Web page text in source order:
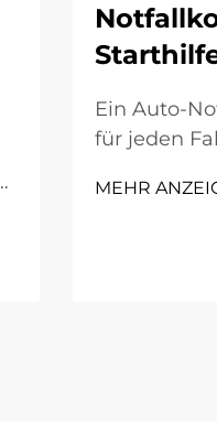
Ein Auto-
für jeden
jederzeit
kann Ihr
MEHR